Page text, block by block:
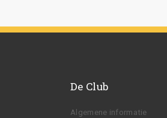
De Club
Algemene informatie